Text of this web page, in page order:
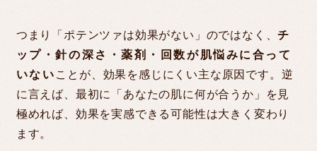
つまり「ポテンツァは効果がない」のではなく、チ
ップ・針の深さ・薬剤・回数が肌悩みに合って
いない ことが、効果を感じにくい主な原因です。逆
に言えば、最初に「あなたの肌に何が合うか」を見
極めれば、効果を実感できる可能性は大きく変わり
ます。